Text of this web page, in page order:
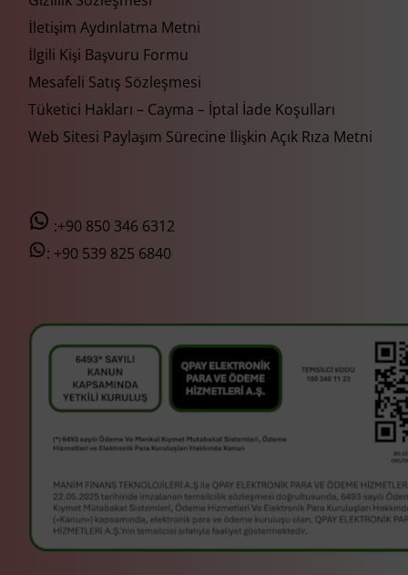
İletişim Aydınlatma Metni
İlgili Kişi Başvuru Formu
Mesafeli Satış Sözleşmesi
Tüketici Hakları – Cayma – İptal İade Koşulları
Web Sitesi Paylaşım Sürecine İlişkin Açık Rıza Metni
:+90 850 346 6312
: +90 539 825 6840